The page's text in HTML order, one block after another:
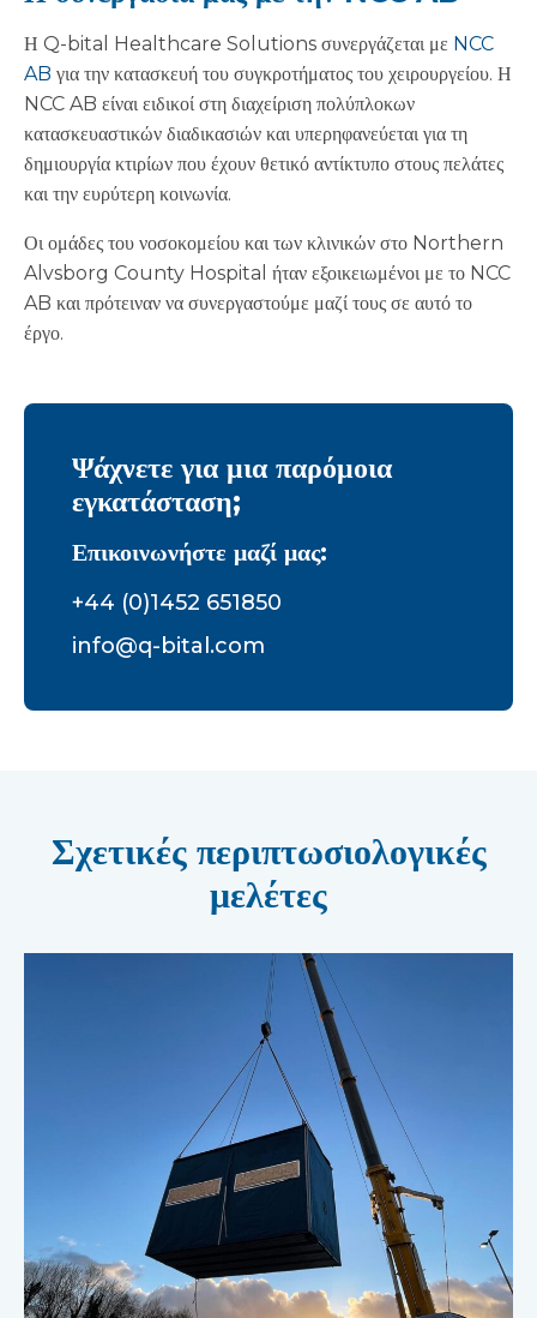
Η Q-bital Healthcare Solutions συνεργάζεται με NCC
AB για την κατασκευή του συγκροτήματος του χειρουργείου. Η
NCC AB είναι ειδικοί στη διαχείριση πολύπλοκων
κατασκευαστικών διαδικασιών και υπερηφανεύεται για τη
δημιουργία κτιρίων που έχουν θετικό αντίκτυπο στους πελάτες
και την ευρύτερη κοινωνία.
Οι ομάδες του νοσοκομείου και των κλινικών στο Northern
Alvsborg County Hospital ήταν εξοικειωμένοι με το NCC
AB και πρότειναν να συνεργαστούμε μαζί τους σε αυτό το
έργο.
Ψάχνετε για μια παρόμοια
εγκατάσταση;
Επικοινωνήστε μαζί μας:
+44 (0)1452 651850
info@q-bital.com
Σχετικές περιπτωσιολογικές
μελέτες